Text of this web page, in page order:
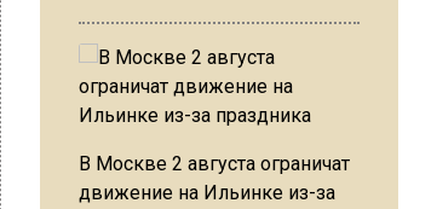
В Москве 2 августа ограничат
движение на Ильинке из-за